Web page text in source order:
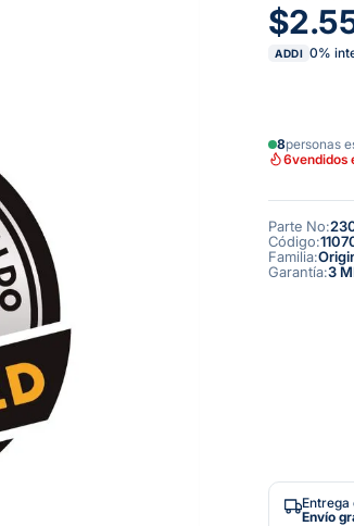
ADDI 0%
8personas
6vendidos
Parte No:
Código:
Familia:
Garantía:3
Entrega
Envío